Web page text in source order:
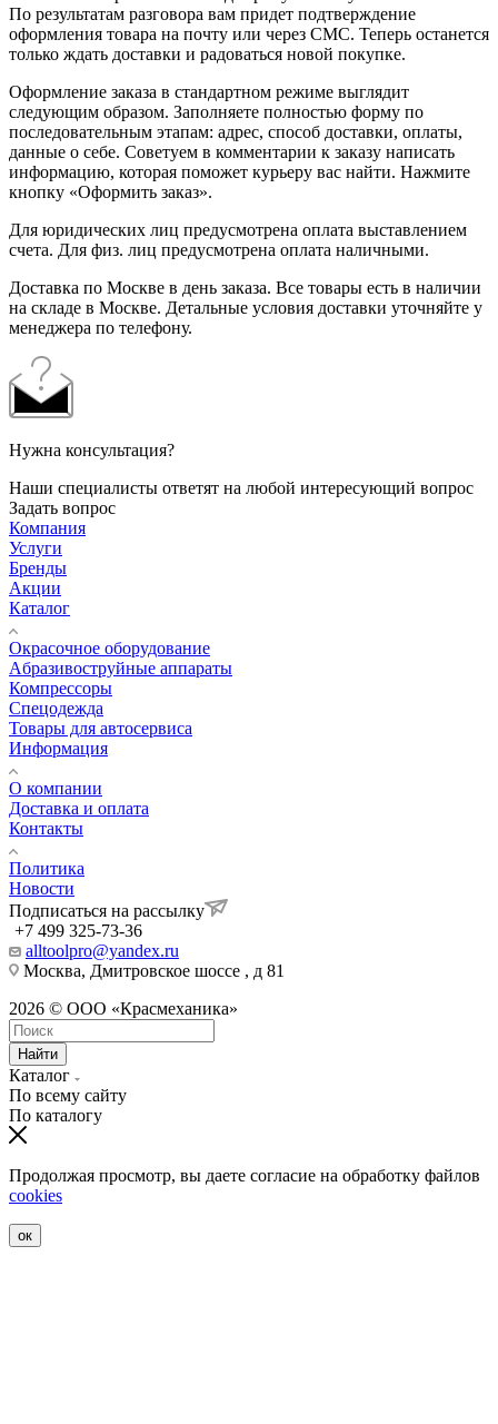
По результатам разговора вам придет подтверждение
оформления товара на почту или через СМС. Теперь останется
только ждать доставки и радоваться новой покупке.
Оформление заказа в стандартном режиме выглядит
следующим образом. Заполняете полностью форму по
последовательным этапам: адрес, способ доставки, оплаты,
данные о себе. Советуем в комментарии к заказу написать
информацию, которая поможет курьеру вас найти. Нажмите
кнопку «Оформить заказ».
Для юридических лиц предусмотрена оплата выставлением
счета. Для физ. лиц предусмотрена оплата наличными.
Доставка по Москве в день заказа. Все товары есть в наличии
на складе в Москве. Детальные условия доставки уточняйте у
менеджера по телефону.
Нужна консультация?
Наши специалисты ответят на любой интересующий вопрос
Задать вопрос
Компания
Услуги
Бренды
Акции
Каталог
Окрасочное оборудование
Aбразивоструйные аппараты
Компрессоры
Спецодежда
Товары для автосервиса
Информация
О компании
Доставка и оплата
Контакты
Политика
Новости
Подписаться на рассылку
+7 499 325-73-36
alltoolpro@yandex.ru
Москва, Дмитровское шоссе , д 81
2026 © ООО «Красмеханика»
Найти
Каталог
По всему сайту
По каталогу
Продолжая просмотр, вы даете согласие на обработку файлов
cookies
ок